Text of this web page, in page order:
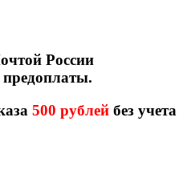
России
предоплаты.
500 рублей без учета